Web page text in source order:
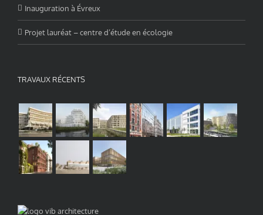
Inauguration à Évreux
Projet lauréat – centre d’étude en écologie
TRAVAUX RÉCENTS